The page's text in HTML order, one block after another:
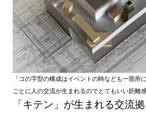
「コの字型の構成はイベントの時なども一箇所
ごとに人の交流が生まれるのでとてもいい距離
「キテン」が生まれる交流